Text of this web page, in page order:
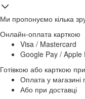
Ми пропонуємо кілька
Онлайн-оплата карткою
Visa / Mastercard
Google Pay / Apple
Готівкою або карткою
Оплата у магазині
Або при доставці